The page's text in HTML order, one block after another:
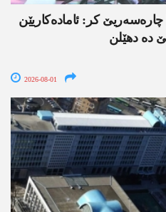
چارەسەریێ کر: ئامادەکاریێن
دە دھێلن
2026-08-01